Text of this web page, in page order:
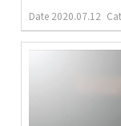
Date 2020.07.12